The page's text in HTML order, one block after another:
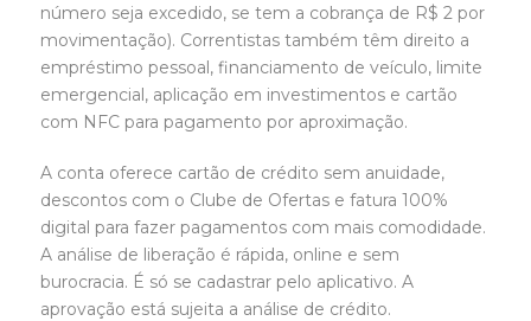
número seja excedido, se tem a cobrança de R$ 2 por
movimentação). Correntistas também têm direito a
empréstimo pessoal, financiamento de veículo, limite
emergencial, aplicação em investimentos e cartão
com NFC para pagamento por aproximação.
A conta oferece cartão de crédito sem anuidade,
descontos com o Clube de Ofertas e fatura 100%
digital para fazer pagamentos com mais comodidade.
A análise de liberação é rápida, online e sem
burocracia. É só se cadastrar pelo aplicativo. A
aprovação está sujeita a análise de crédito.